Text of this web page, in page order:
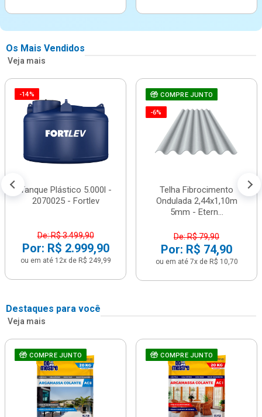
Os Mais Vendidos
Veja mais
-14%
Tanque Plástico 5.000l -
2070025 - Fortlev
De: R$ 3.499,90
Por: R$ 2.999,90
ou em até 12x de R$ 249,99
COMPRE JUNTO
-6%
Telha Fibrocimento
Ondulada 2,44x1,10m
5mm - Etern...
De: R$ 79,90
Por: R$ 74,90
ou em até 7x de R$ 10,70
Destaques para você
Veja mais
COMPRE JUNTO COMPRE JUNTO